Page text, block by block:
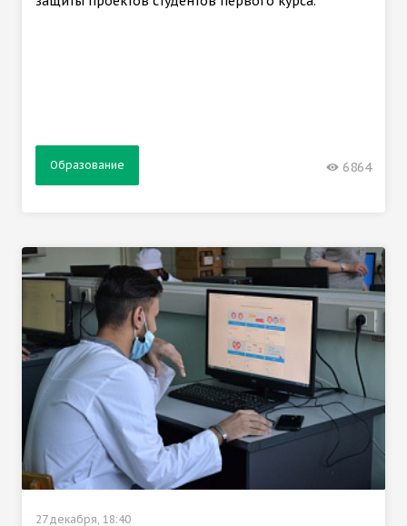
Образование 6864
27 декабря, 18:40